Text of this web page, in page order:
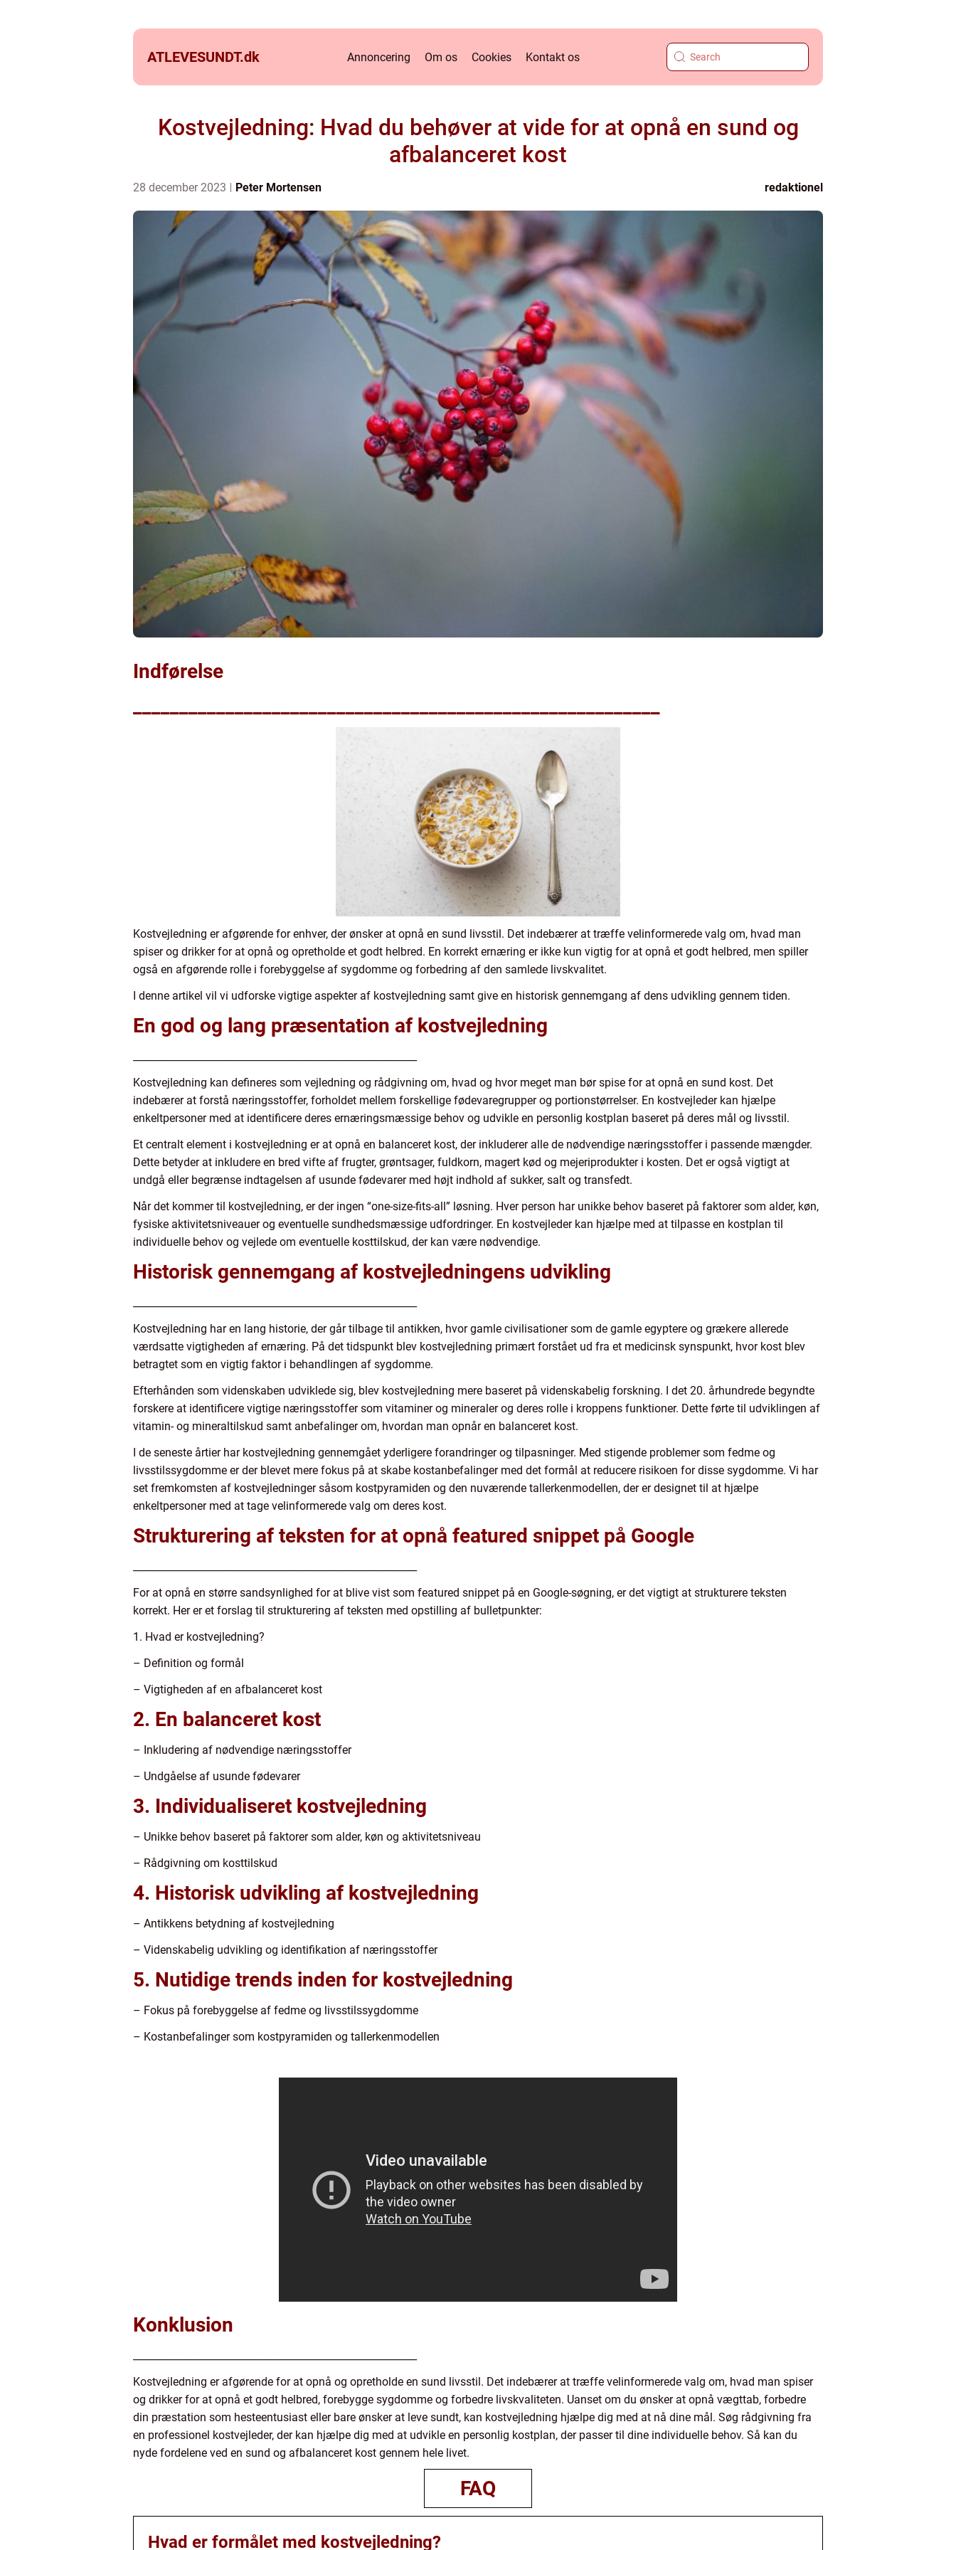
ATLEVESUNDT.dk Annoncering Om os Cookies Kontakt os
Kostvejledning: Hvad du behøver at vide for at opnå en sund og
afbalanceret kost
28 december 2023 Peter Mortensen redaktionel
Indførelse
Kostvejledning er afgørende for enhver, der ønsker at opnå en sund livsstil. Det indebærer at træffe velinformerede valg om, hvad man
spiser og drikker for at opnå og opretholde et godt helbred. En korrekt ernæring er ikke kun vigtig for at opnå et godt helbred, men spiller
også en afgørende rolle i forebyggelse af sygdomme og forbedring af den samlede livskvalitet.
I denne artikel vil vi udforske vigtige aspekter af kostvejledning samt give en historisk gennemgang af dens udvikling gennem tiden.
En god og lang præsentation af kostvejledning
Kostvejledning kan defineres som vejledning og rådgivning om, hvad og hvor meget man bør spise for at opnå en sund kost. Det
indebærer at forstå næringsstoffer, forholdet mellem forskellige fødevaregrupper og portionstørrelser. En kostvejleder kan hjælpe
enkeltpersoner med at identificere deres ernæringsmæssige behov og udvikle en personlig kostplan baseret på deres mål og livsstil.
Et centralt element i kostvejledning er at opnå en balanceret kost, der inkluderer alle de nødvendige næringsstoffer i passende mængder.
Dette betyder at inkludere en bred vifte af frugter, grøntsager, fuldkorn, magert kød og mejeriprodukter i kosten. Det er også vigtigt at
undgå eller begrænse indtagelsen af usunde fødevarer med højt indhold af sukker, salt og transfedt.
Når det kommer til kostvejledning, er der ingen “one-size-fits-all” løsning. Hver person har unikke behov baseret på faktorer som alder, køn,
fysiske aktivitetsniveauer og eventuelle sundhedsmæssige udfordringer. En kostvejleder kan hjælpe med at tilpasse en kostplan til
individuelle behov og vejlede om eventuelle kosttilskud, der kan være nødvendige.
Historisk gennemgang af kostvejledningens udvikling
Kostvejledning har en lang historie, der går tilbage til antikken, hvor gamle civilisationer som de gamle egyptere og grækere allerede
værdsatte vigtigheden af ernæring. På det tidspunkt blev kostvejledning primært forstået ud fra et medicinsk synspunkt, hvor kost blev
betragtet som en vigtig faktor i behandlingen af sygdomme.
Efterhånden som videnskaben udviklede sig, blev kostvejledning mere baseret på videnskabelig forskning. I det 20. århundrede begyndte
forskere at identificere vigtige næringsstoffer som vitaminer og mineraler og deres rolle i kroppens funktioner. Dette førte til udviklingen af
vitamin- og mineraltilskud samt anbefalinger om, hvordan man opnår en balanceret kost.
I de seneste årtier har kostvejledning gennemgået yderligere forandringer og tilpasninger. Med stigende problemer som fedme og
livsstilssygdomme er der blevet mere fokus på at skabe kostanbefalinger med det formål at reducere risikoen for disse sygdomme. Vi har
set fremkomsten af kostvejledninger såsom kostpyramiden og den nuværende tallerkenmodellen, der er designet til at hjælpe
enkeltpersoner med at tage velinformerede valg om deres kost.
Strukturering af teksten for at opnå featured snippet på Google
For at opnå en større sandsynlighed for at blive vist som featured snippet på en Google-søgning, er det vigtigt at strukturere teksten
korrekt. Her er et forslag til strukturering af teksten med opstilling af bulletpunkter:
1. Hvad er kostvejledning?
– Definition og formål
– Vigtigheden af en afbalanceret kost
2. En balanceret kost
– Inkludering af nødvendige næringsstoffer
– Undgåelse af usunde fødevarer
3. Individualiseret kostvejledning
– Unikke behov baseret på faktorer som alder, køn og aktivitetsniveau
– Rådgivning om kosttilskud
4. Historisk udvikling af kostvejledning
– Antikkens betydning af kostvejledning
– Videnskabelig udvikling og identifikation af næringsstoffer
5. Nutidige trends inden for kostvejledning
– Fokus på forebyggelse af fedme og livsstilssygdomme
– Kostanbefalinger som kostpyramiden og tallerkenmodellen
Konklusion
Kostvejledning er afgørende for at opnå og opretholde en sund livsstil. Det indebærer at træffe velinformerede valg om, hvad man spiser
og drikker for at opnå et godt helbred, forebygge sygdomme og forbedre livskvaliteten. Uanset om du ønsker at opnå vægttab, forbedre
din præstation som hesteentusiast eller bare ønsker at leve sundt, kan kostvejledning hjælpe dig med at nå dine mål. Søg rådgivning fra
en professionel kostvejleder, der kan hjælpe dig med at udvikle en personlig kostplan, der passer til dine individuelle behov. Så kan du
nyde fordelene ved en sund og afbalanceret kost gennem hele livet.
FAQ
Hvad er formålet med kostvejledning?